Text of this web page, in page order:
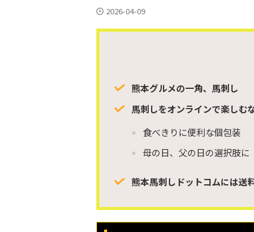
2026-04-09
熊本グルメの一角、馬刺し
馬刺しをオンラインで楽しむ
食べきりに便利な個包装
母の日、父の日の選択肢に
熊本馬刺しドットコムには送